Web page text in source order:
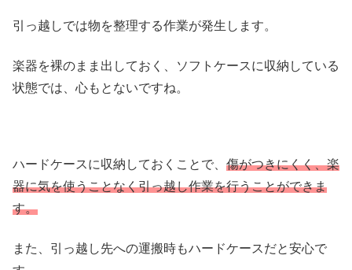
引っ越しでは物を整理する作業が発生します。
楽器を裸のまま出しておく、ソフトケースに収納している
状態では、心もとないですね。
ハードケースに収納しておくことで、 傷がつきにくく、楽
器に気を使うことなく引っ越し作業を行うことができま
す。
また、引っ越し先への運搬時もハードケースだと安心で